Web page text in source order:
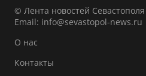
© Лента новостей Севастополя
Email: info@sevastopol-news.ru
О нас
Контакты